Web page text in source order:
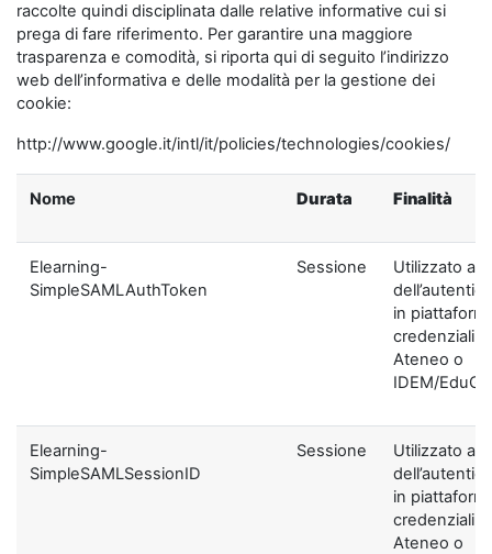
raccolte quindi disciplinata dalle relative informative cui si
prega di fare riferimento. Per garantire una maggiore
trasparenza e comodità, si riporta qui di seguito l’indirizzo
web dell’informativa e delle modalità per la gestione dei
cookie:
http://www.google.it/intl/it/policies/technologies/cookies/
Nome Durata Finalità
Elearning-
SimpleSAMLAuthToken
Sessione
Utilizzato ai
in
credenziali di
Ateneo o
IDEM/
Elearning-
SimpleSAMLSessionID
Sessione
Utilizzato ai
in
credenziali di
Ateneo o